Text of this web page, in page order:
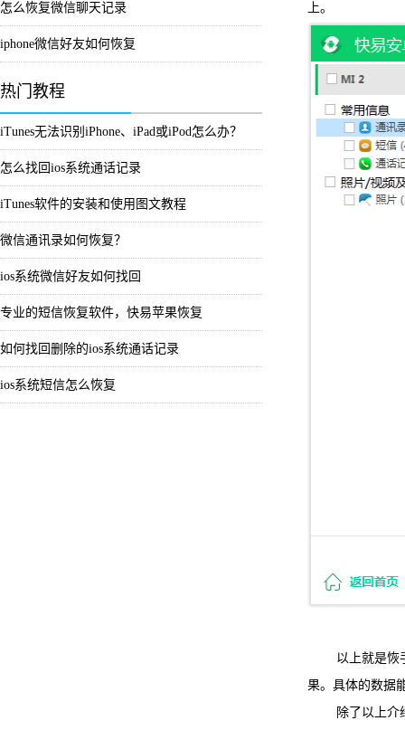
怎么恢复微信聊天记录
iphone微信好友如何恢复
热门教程
iTunes无法识别iPhone、iPad或iPod怎么办？
怎么找回ios系统通话记录
iTunes软件的安装和使用图文教程
微信通讯录如何恢复？
ios系统微信好友如何找回
专业的短信恢复软件，快易苹果恢复
如何找回删除的ios系统通话记录
ios系统短信怎么恢复
上。
以上就是恢手
果。具体的数据
除了以上介绍